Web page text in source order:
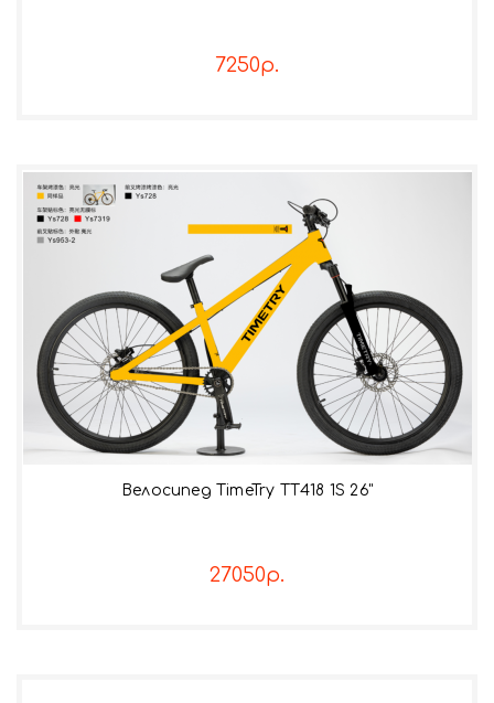
7250р.
Велосипед TimeTry TT418 1S 26"
27050р.